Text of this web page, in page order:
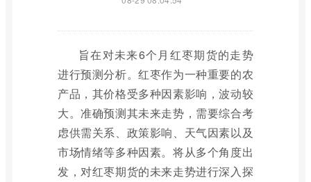
旨在对未来6个月红枣期货的走势
进行预测分析。红枣作为一种重要的农
产品，其价格受多种因素影响，波动较
大。准确预测其未来走势，需要综合考
虑供需关系、政策影响、天气因素以及
市场情绪等多种因素。将从多个角度出
发，对红枣期货的未来走势进行深入探